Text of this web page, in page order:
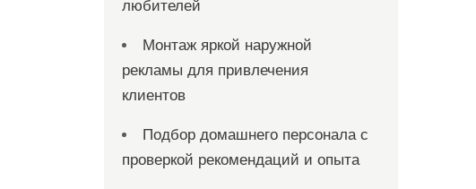
любителей
Монтаж яркой наружной
рекламы для привлечения
клиентов
Подбор домашнего персонала с
проверкой рекомендаций и опыта